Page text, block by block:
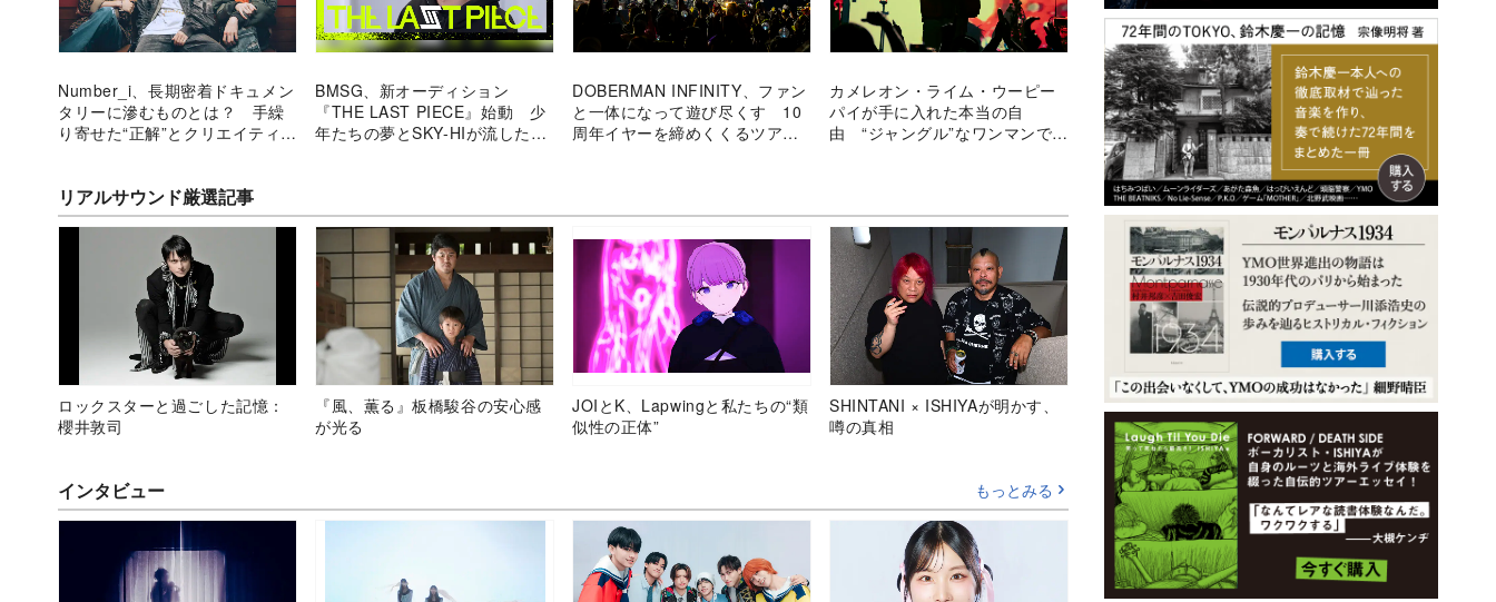
Number_i、長期密着ドキュメン
タリーに滲むものとは？ 手繰
り寄せた“正解”とクリエイティブ
BMSG、新オーディション
『THE LAST PIECE』始動 少
年たちの夢とSKY-HIが流した涙
DOBERMAN INFINITY、ファン
と一体になって遊び尽くす 10
周年イヤーを締めくくるツアー
カメレオン・ライム・ウーピー
パイが手に入れた本当の自
由 “ジャングル”なワンマンで見
リアルサウンド厳選記事
ロックスターと過ごした記憶：
櫻井敦司
『風、薫る』板橋駿谷の安心感
が光る
JOIとK、Lapwingと私たちの“類
似性の正体”
SHINTANI × ISHIYAが明かす、
噂の真相
インタビュー もっとみる